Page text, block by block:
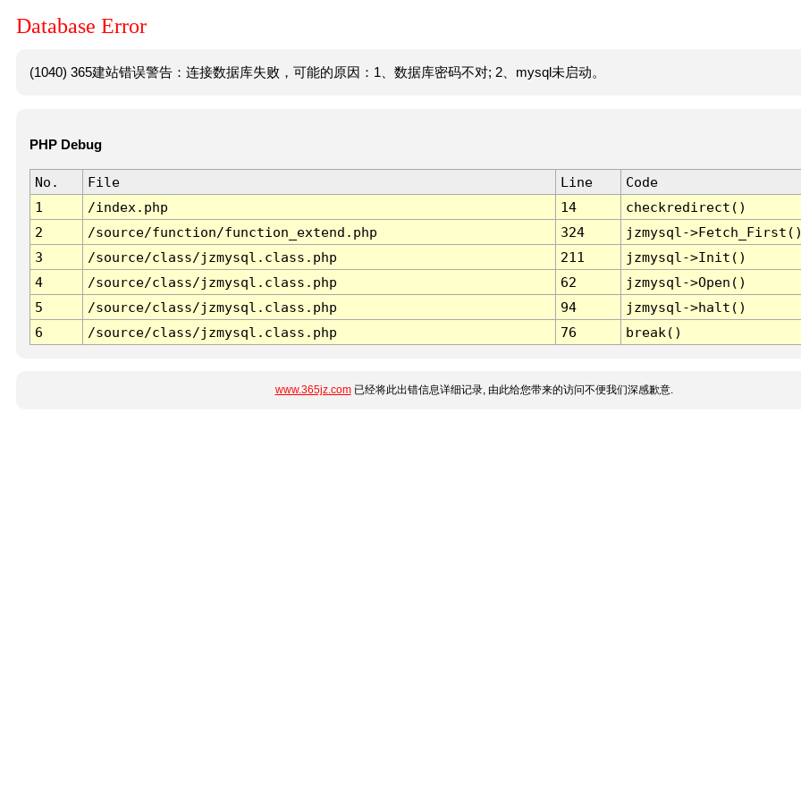
Database Error
(1040) 365建站错误警告：连接数据库失败，可能的原因：1、数据库密码不对; 2、mysql未启动。
PHP Debug
No. File Line
Code
1
/index.php 14
checkredirect()
2
/source/function/function_extend.php 324
jzmysql-
3
/source/class/jzmysql.class.php 211
jzmysql->Init()
4
/source/class/jzmysql.class.php 62
jzmysql->Open()
5
/source/class/jzmysql.class.php 94
jzmysql->halt()
6
/source/class/jzmysql.class.php 76 break()
www.365jz.com已经将此出错信息详细记录, 由此给您带来的访问不便我们深感歉意.